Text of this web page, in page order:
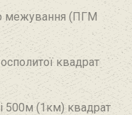
межування (ПГМ
квадрат
500м (1км) квадрат